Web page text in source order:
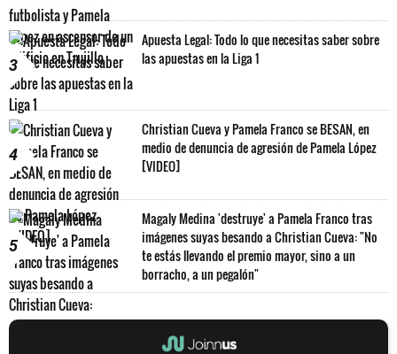
3
Apuesta Legal: Todo lo que necesitas saber sobre
las apuestas en la Liga 1
4
Christian Cueva y Pamela Franco se BESAN, en
medio de denuncia de agresión de Pamela López
[VIDEO]
5
Magaly Medina 'destruye' a Pamela Franco tras
imágenes suyas besando a Christian Cueva: "No
te estás llevando el premio mayor, sino a un
borracho, a un pegalón"